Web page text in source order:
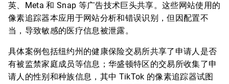
英、Meta 和 Snap 等广告技术巨头共享。这些网站使用的
像素追踪器本应用于网站分析和错误识别，但因配置不
当，导致敏感的医疗信息被泄露。
具体案例包括纽约州的健康保险交易所共享了申请人是否
有被监禁家庭成员等信息；华盛顿特区的交易所收集了申
请人的性别和种族信息，其中 TikTok 的像素追踪器试图